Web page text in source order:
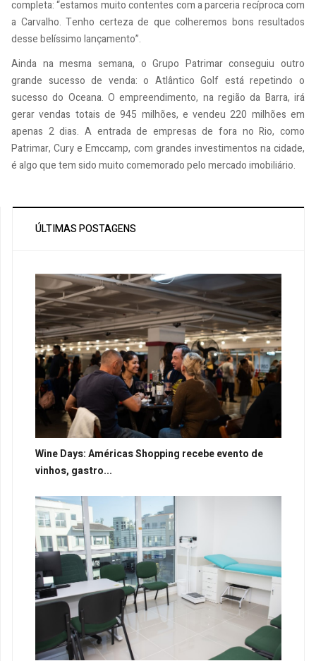
completa: “estamos muito contentes com a parceria recíproca com
a Carvalho. Tenho certeza de que colheremos bons resultados
desse belíssimo lançamento”.
Ainda na mesma semana, o Grupo Patrimar conseguiu outro
grande sucesso de venda: o Atlântico Golf está repetindo o
sucesso do Oceana. O empreendimento, na região da Barra, irá
gerar vendas totais de 945 milhões, e vendeu 220 milhões em
apenas 2 dias. A entrada de empresas de fora no Rio, como
Patrimar, Cury e Emccamp, com grandes investimentos na cidade,
é algo que tem sido muito comemorado pelo mercado imobiliário.
ÚLTIMAS POSTAGENS
Wine Days: Américas Shopping recebe evento de
vinhos, gastro...